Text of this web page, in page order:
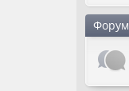
Форум